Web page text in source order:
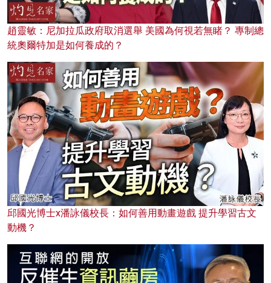
趙靈敏：尼加拉瓜政府取消選舉 美國為何視若無睹？ 專制總
統奧爾特加是如何養成的？
邱國光博士x潘詠儀校長：如何善用動畫遊戲 提升學習古文
動機？